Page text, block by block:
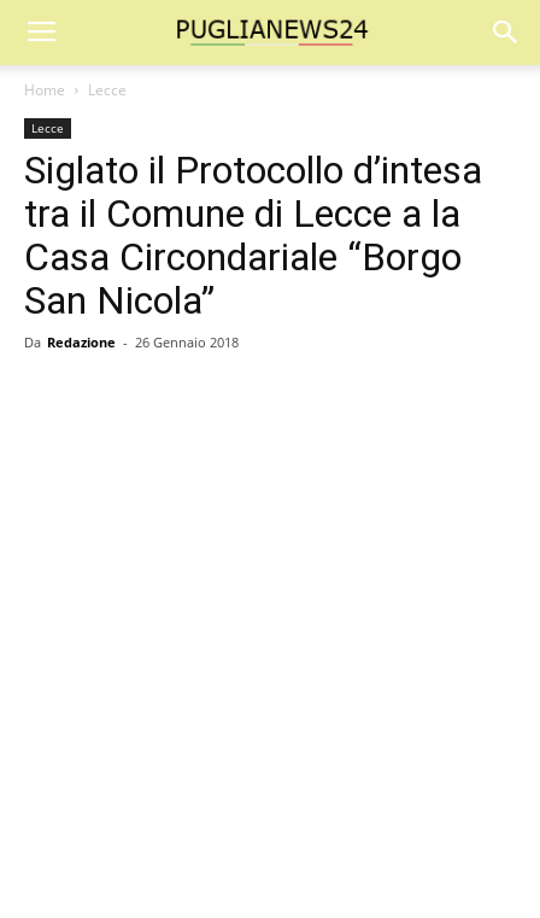
Home Lecce
Lecce
Siglato il Protocollo d’intesa
tra il Comune di Lecce a la
Casa Circondariale “Borgo
San Nicola”
Da Redazione - 26 Gennaio 2018